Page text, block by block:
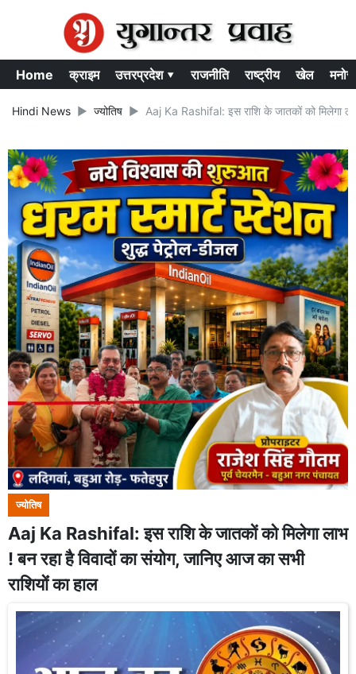
Home क्राइम उत्तरप्रदेश ▾ राजनीति राष्ट्रीय खेल
Hindi News ज्योतिष Aaj Ka Rashifal: इस राशि के जातकों को मिलेगा
ज्योतिष
Aaj Ka Rashifal: इस राशि के जातकों को मिलेगा लाभ
! बन रहा है विवादों का संयोग, जानिए आज का सभी
राशियोंं का हाल